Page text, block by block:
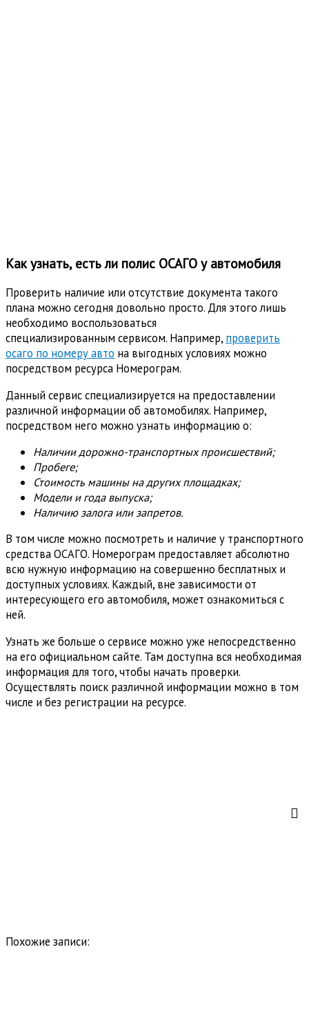
Как узнать, есть ли полис ОСАГО у автомобиля
Проверить наличие или отсутствие документа такого
плана можно сегодня довольно просто. Для этого лишь
необходимо воспользоваться
специализированным сервисом. Например, проверить
осаго по номеру авто на выгодных условиях можно
посредством ресурса Номерограм.
Данный сервис специализируется на предоставлении
различной информации об автомобилях. Например,
посредством него можно узнать информацию о:
Наличии дорожно-транспортных происшествий;
Пробеге;
Стоимость машины на других площадках;
Модели и года выпуска;
Наличию залога или запретов.
В том числе можно посмотреть и наличие у транспортного
средства ОСАГО. Номерограм предоставляет абсолютно
всю нужную информацию на совершенно бесплатных и
доступных условиях. Каждый, вне зависимости от
интересующего его автомобиля, может ознакомиться с
ней.
Узнать же больше о сервисе можно уже непосредственно
на его официальном сайте. Там доступна вся необходимая
информация для того, чтобы начать проверки.
Осуществлять поиск различной информации можно в том
числе и без регистрации на ресурсе.
Похожие записи: